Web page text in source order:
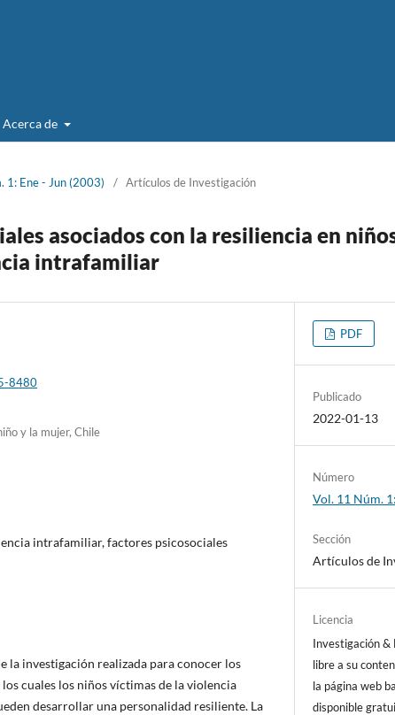
Acerca de
1: Ene - Jun (2003) / Artículos de Investigación
asociados con la resiliencia en
intrafamiliar
8480
y la mujer, Chile
intrafamiliar, factores psicosociales
la investigación realizada para conocer los
cuales los niños víctimas de la violencia
desarrollar una personalidad resiliente. La
PDF
Publicado
2022-01-13
Número
Vol. 11 Núm.
Sección
Artículos de
Licencia
Investigación &
libre a su
la página web
disponible